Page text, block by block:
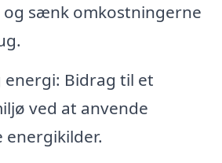
sænk omkostningerne
Bidrag til et
ved at anvende
energikilder.